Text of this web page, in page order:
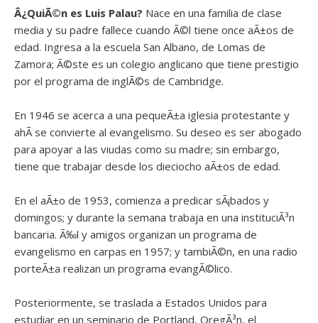
Â¿QuiÃ©n es Luis Palau? Nace en una familia de clase
media y su padre fallece cuando Ã©l tiene once aÃ±os de
edad. Ingresa a la escuela San Albano, de Lomas de
Zamora; Ã©ste es un colegio anglicano que tiene prestigio
por el programa de inglÃ©s de Cambridge.
En 1946 se acerca a una pequeÃ±a iglesia protestante y
ahÃ­ se convierte al evangelismo. Su deseo es ser abogado
para apoyar a las viudas como su madre; sin embargo,
tiene que trabajar desde los dieciocho aÃ±os de edad.
En el aÃ±o de 1953, comienza a predicar sÃ¡bados y
domingos; y durante la semana trabaja en una instituciÃ³n
bancaria. Ã‰l y amigos organizan un programa de
evangelismo en carpas en 1957; y tambiÃ©n, en una radio
porteÃ±a realizan un programa evangÃ©lico.
Posteriormente, se traslada a Estados Unidos para
estudiar en un seminario de Portland, OregÃ³n, el